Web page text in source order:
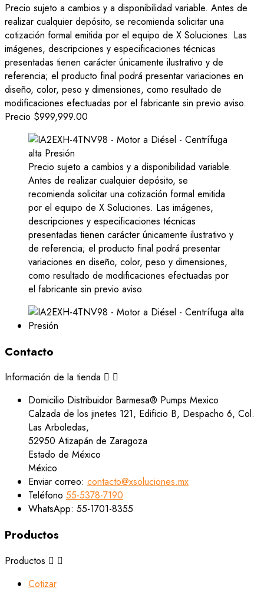
Precio sujeto a cambios y a disponibilidad variable. Antes de
realizar cualquier depósito, se recomienda solicitar una
cotización formal emitida por el equipo de X Soluciones. Las
imágenes, descripciones y especificaciones técnicas
presentadas tienen carácter únicamente ilustrativo y de
referencia; el producto final podrá presentar variaciones en
diseño, color, peso y dimensiones, como resultado de
modificaciones efectuadas por el fabricante sin previo aviso.
Precio $999,999.00
Precio sujeto a cambios y a disponibilidad variable.
Antes de realizar cualquier depósito, se
recomienda solicitar una cotización formal emitida
por el equipo de X Soluciones. Las imágenes,
descripciones y especificaciones técnicas
presentadas tienen carácter únicamente ilustrativo y
de referencia; el producto final podrá presentar
variaciones en diseño, color, peso y dimensiones,
como resultado de modificaciones efectuadas por
el fabricante sin previo aviso.
Contacto
Información de la tienda  
Domicilio Distribuidor Barmesa® Pumps Mexico
Calzada de los jinetes 121, Edificio B, Despacho 6, Col.
Las Arboledas,
52950 Atizapán de Zaragoza
Estado de México
México
Enviar correo: contacto@xsoluciones.mx
Teléfono 55-5378-7190
WhatsApp: 55-1701-8355
Productos
Productos  
Cotizar